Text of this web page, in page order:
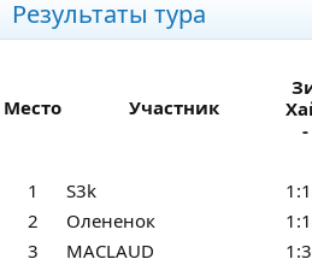
Результаты тура
Место Участник
-
1 S3k
2
Олененок
3
MACLAUD